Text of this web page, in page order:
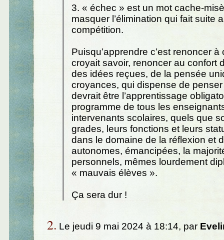
3. « échec » est un mot cache-
masquer l’élimination qui fait suite
compétition.
Puisqu’apprendre c’est renoncer à
croyait savoir, renoncer au confort
des idées reçues, de la pensée
croyances, qui dispense de
devrait être l’apprentissage
programme de tous les
intervenants scolaires, quels que
grades, leurs fonctions et leurs
dans le domaine de la réflexion et
autonomes, émancipées, la
personnels, mêmes lourdement
« mauvais élèves ».
Ça sera dur !
2. Le jeudi 9 mai 2024 à 18:14, par